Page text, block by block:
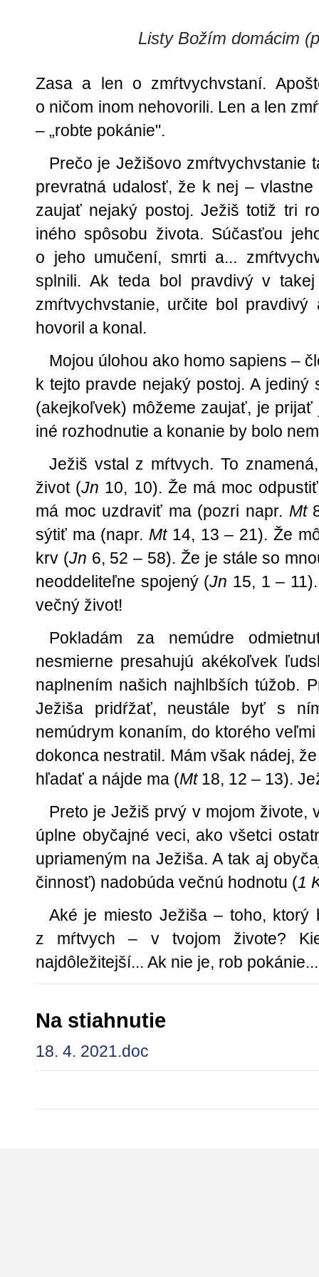
Listy Božím domácim
Zasa a len o zmŕtvychvstaní.
o ničom inom nehovorili. Len a len
– „robte pokánie".
Prečo je Ježišovo zmŕtvychvstanie
prevratná udalosť, že k nej –
zaujať nejaký postoj. Ježiš totiž tri
iného spôsobu života. Súčasťou
o jeho umučení, smrti a...
splnili. Ak teda bol pravdivý v
zmŕtvychvstanie, určite bol
hovoril a konal.
Mojou úlohou ako homo sapiens –
k tejto pravde nejaký postoj. A
(akejkoľvek) môžeme zaujať, je
iné rozhodnutie a konanie by bolo
Ježiš vstal z mŕtvych. To
život (Jn 10, 10). Že má moc
má moc uzdraviť ma (pozri napr. Mt
sýtiť ma (napr.Mt14, 13 – 21). Že
krv (Jn 6, 52 – 58). Že je stále so
neoddeliteľne spojený (Jn 15, 1 –
večný život!
Pokladám za nemúdre
nesmierne presahujú akékoľvek
naplnením našich najhlbších túžob.
Ježiša pridŕžať, neustále byť s
nemúdrym konaním, do ktorého
dokonca nestratil. Mám však nádej,
hľadať a nájde ma (Mt18, 12 – 13).
Preto je Ježiš prvý v mojom živote,
úplne obyčajné veci, ako všetci
upriameným na Ježiša. A tak aj
činnosť) nadobúda večnú hodnotu (1
Aké je miesto Ježiša – toho, ktorý
z mŕtvych – v tvojom živote?
najdôležitejší... Ak nie je, rob
Na stiahnutie
18. 4. 2021.doc